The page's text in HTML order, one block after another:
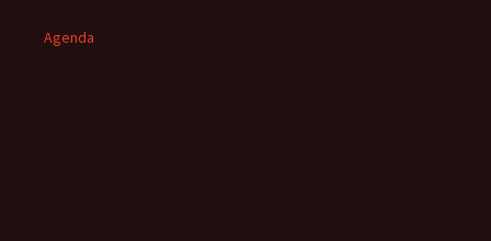
Agenda